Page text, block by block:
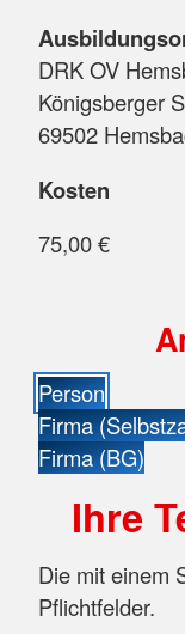
DRK OV
Königsberger
69502
Kosten
75,00 €
Person
Firma
Firma (BG)
Ihre
Die mit einem
Pflichtfelder.